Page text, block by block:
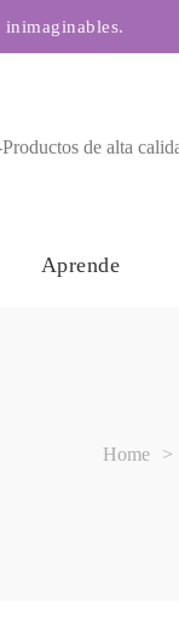
inimaginables.
Aprende
Home >